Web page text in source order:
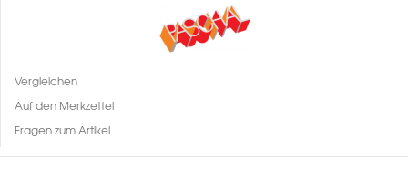
Vergleichen
Auf den Merkzettel
Fragen zum Artikel